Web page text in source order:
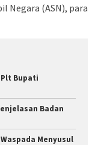
Negara (ASN), para
Bupati
Badan
Menyusul